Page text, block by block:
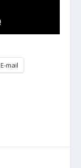
E-mail